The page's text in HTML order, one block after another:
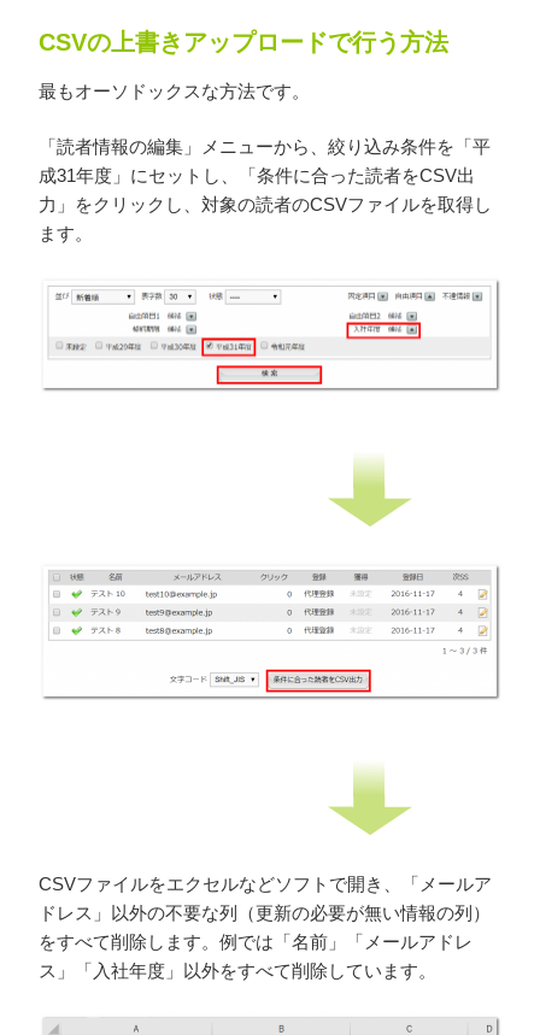
CSVの上書きアップロードで行う方法
最もオーソドックスな方法です。
「読者情報の編集」メニューから、絞り込み条件を「平
成31年度」にセットし、「条件に合った読者をCSV出
力」をクリックし、対象の読者のCSVファイルを取得し
ます。
CSVファイルをエクセルなどソフトで開き、「メールア
ドレス」以外の不要な列（更新の必要が無い情報の列）
をすべて削除します。例では「名前」「メールアドレ
ス」「入社年度」以外をすべて削除しています。